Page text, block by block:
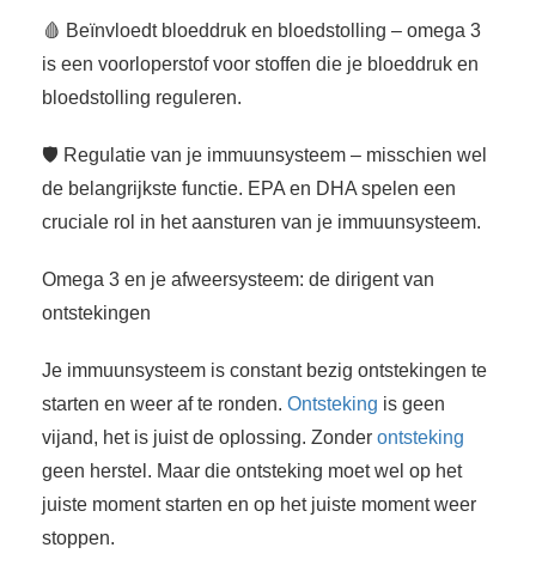
🩸 Beïnvloedt bloeddruk en bloedstolling – omega 3
is een voorloperstof voor stoffen die je bloeddruk en
bloedstolling reguleren.
🛡️ Regulatie van je immuunsysteem – misschien wel
de belangrijkste functie. EPA en DHA spelen een
cruciale rol in het aansturen van je immuunsysteem.
Omega 3 en je afweersysteem: de dirigent van
ontstekingen
Je immuunsysteem is constant bezig ontstekingen te
starten en weer af te ronden. Ontsteking is geen
vijand, het is juist de oplossing. Zonder ontsteking
geen herstel. Maar die ontsteking moet wel op het
juiste moment starten en op het juiste moment weer
stoppen.